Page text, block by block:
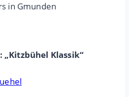
in Gmunden
Klassik“